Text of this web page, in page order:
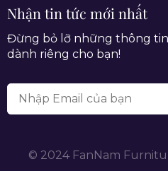
Nhận tin tức mới nhất
Đừng bỏ lỡ những thông
dành riêng cho bạn!
© 2024 FanNam